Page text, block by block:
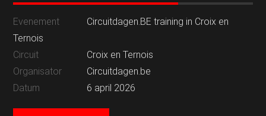
Evenement
Circuitdagen.BE training in Croix en
Ternois
Circuit
Croix en Ternois
Organisator
Circuitdagen.be
Datum
6 april 2026